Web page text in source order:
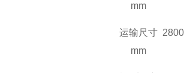
mm
运输尺寸
mm
2800